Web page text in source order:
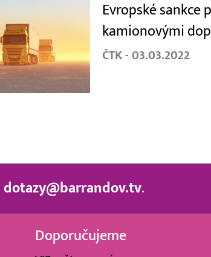
Evropské
kamionovými
ČTK - 03.03.2022
dotazy@barrandov.tv.
Doporučujeme